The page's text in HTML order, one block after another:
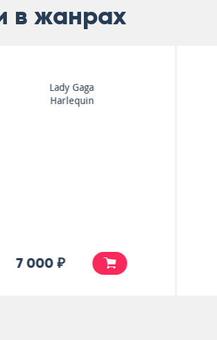
в жанрах
Imany
The Shape Of A Broken
10 000 ₽